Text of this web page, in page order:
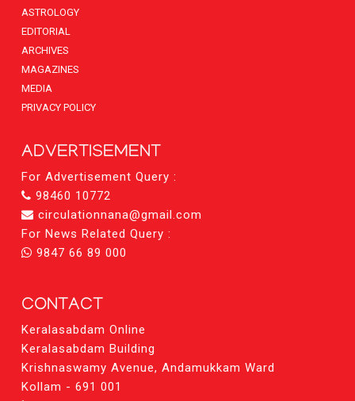
ASTROLOGY
EDITORIAL
ARCHIVES
MAGAZINES
MEDIA
PRIVACY POLICY
ADVERTISEMENT
For Advertisement Query :
98460 10772
circulationnana@gmail.com
For News Related Query :
9847 66 89 000
CONTACT
Keralasabdam Online
Keralasabdam Building
Krishnaswamy Avenue, Andamukkam Ward
Kollam - 691 001